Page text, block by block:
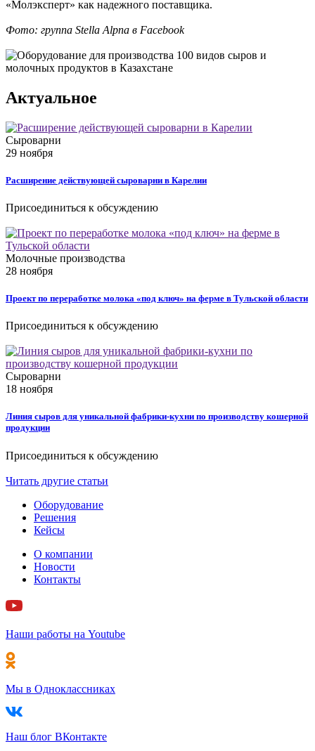
«Молэксперт» как надежного поставщика.
Фото: группа Stella Alpna в Facebook
Актуальное
Сыроварни
29 ноября
Расширение действующей сыроварни в Карелии
Присоединиться к обсуждению
Молочные производства
28 ноября
Проект по переработке молока «под ключ» на ферме в Тульской области
Присоединиться к обсуждению
Сыроварни
18 ноября
Линия сыров для уникальной фабрики-кухни по производству кошерной
продукции
Присоединиться к обсуждению
Читать другие статьи
Оборудование
Решения
Кейсы
О компании
Новости
Контакты
Наши работы на Youtube
Мы в Одноклассниках
Наш блог ВКонтакте